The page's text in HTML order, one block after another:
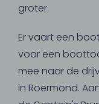
groter.
Er vaart een
voor een
mee naar de
in Roermond.